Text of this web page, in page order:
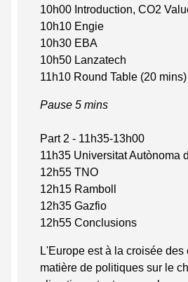
10h00 Introduction, CO2
10h10 Engie
10h30 EBA
10h50 Lanzatech
11h10 Round Table (20 mins)
Pause 5 mins
Part 2 - 11h35-13h00
11h35 Universitat Autònoma
12h55 TNO
12h15 Ramboll
12h35 Gazfio
12h55 Conclusions
L'Europe est à la croisée des
matière de politiques sur le